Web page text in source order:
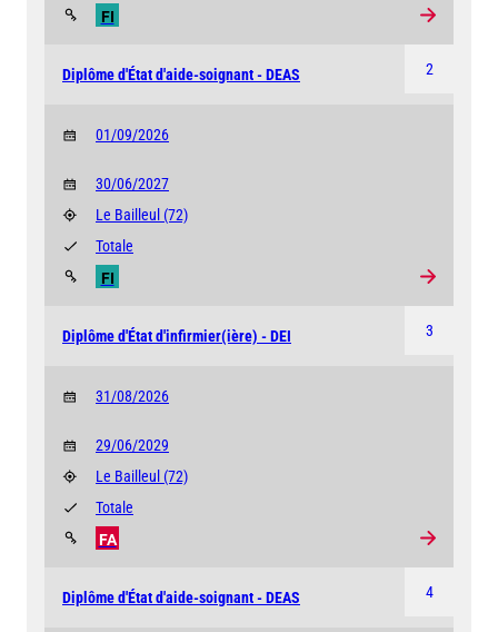
FI
2
Diplôme d'État d'aide-soignant - DEAS
01/09/2026
30/06/2027
Le Bailleul (72)
FI
Totale
3
Diplôme d'État d'infirmier(ière) - DEI
31/08/2026
29/06/2029
Le Bailleul (72)
FA
Totale
4
Diplôme d'État d'aide-soignant - DEAS